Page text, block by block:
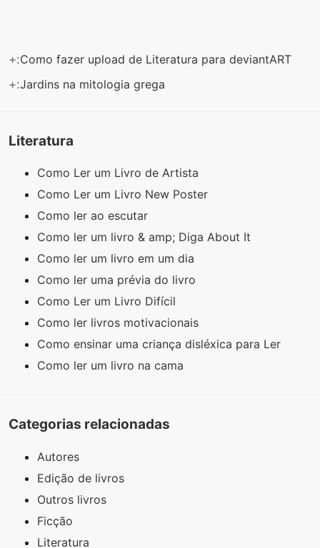
+:Como fazer upload de Literatura para deviantART
+:Jardins na mitologia grega
Literatura
Como Ler um Livro de Artista
Como Ler um Livro New Poster
Como ler ao escutar
Como ler um livro & amp; Diga About It
Como ler um livro em um dia
Como ler uma prévia do livro
Como Ler um Livro Difícil
Como ler livros motivacionais
Como ensinar uma criança disléxica para Ler
Como ler um livro na cama
Categorias relacionadas
Autores
Edição de livros
Outros livros
Ficção
Literatura